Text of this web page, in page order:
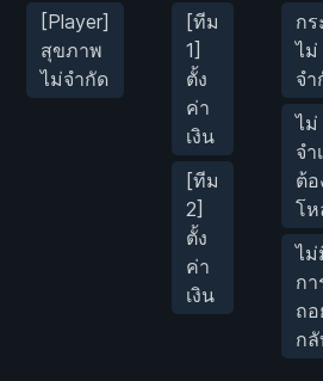
[Player]
สุขภาพ
ไม่จำกัด
[ทีม
1]
ตั้ง
ค่า
เงิน
[ทีม
2]
ตั้ง
ค่า
เงิน
ก
ไม่
จำ
ไม่
จำ
ต้อ
โ
ไม่
กา
ถอ
กลั